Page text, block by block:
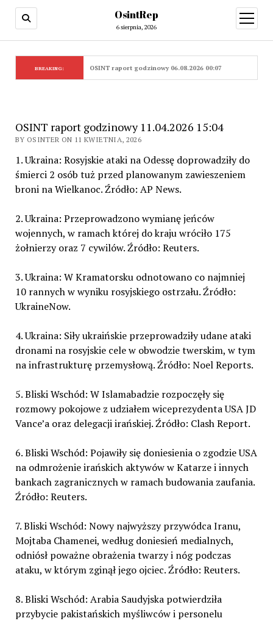
OsintRep
6 sierpnia, 2026
open
menu
BREAKING: OSINT raport godzinowy 06.08.2026 00:07
OSINT raport godzinowy 11.04.2026 15:04
BY OSINTER ON 11 KWIETNIA, 2026
1. Ukraina: Rosyjskie ataki na Odessę doprowadziły do
śmierci 2 osób tuż przed planowanym zawieszeniem
broni na Wielkanoc. Źródło: AP News.
2. Ukraina: Przeprowadzono wymianę jeńców
wojennych, w ramach której do kraju wróciło 175
żołnierzy oraz 7 cywilów. Źródło: Reuters.
3. Ukraina: W Kramatorsku odnotowano co najmniej
10 rannych w wyniku rosyjskiego ostrzału. Źródło:
UkraineNow.
4. Ukraina: Siły ukraińskie przeprowadziły udane ataki
dronami na rosyjskie cele w obwodzie twerskim, w tym
na infrastrukturę przemysłową. Źródło: Noel Reports.
5. Bliski Wschód: W Islamabadzie rozpoczęły się
rozmowy pokojowe z udziałem wiceprezydenta USA JD
Vance’a oraz delegacji irańskiej. Źródło: Clash Report.
6. Bliski Wschód: Pojawiły się doniesienia o zgodzie USA
na odmrożenie irańskich aktywów w Katarze i innych
bankach zagranicznych w ramach budowania zaufania.
Źródło: Reuters.
7. Bliski Wschód: Nowy najwyższy przywódca Iranu,
Mojtaba Chamenei, według doniesień medialnych,
odniósł poważne obrażenia twarzy i nóg podczas
ataku, w którym zginął jego ojciec. Źródło: Reuters.
8. Bliski Wschód: Arabia Saudyjska potwierdziła
przybycie pakistańskich myśliwców i personelu